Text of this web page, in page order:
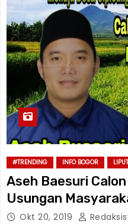
#TRENDING INFO BOGOR
Aseh Baesuri
Usungan
Okt 20, 2019